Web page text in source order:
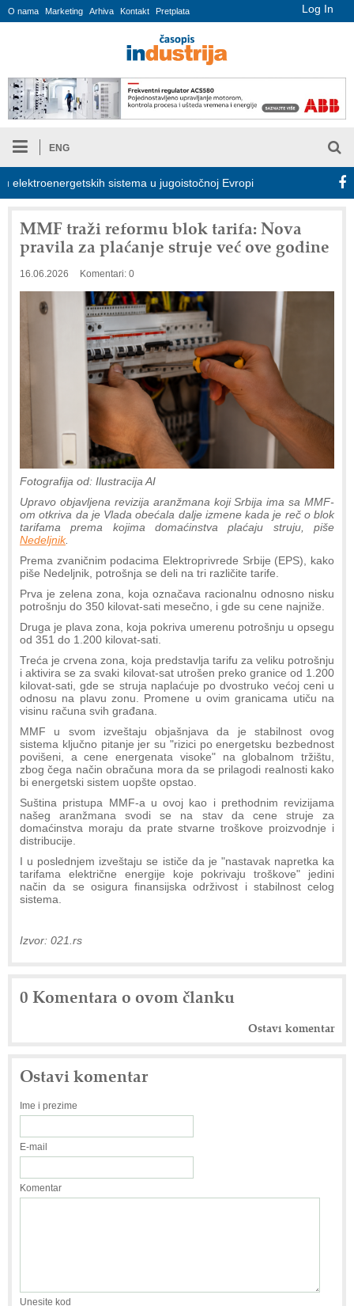
Log In
O nama Marketing Arhiva Kontakt Pretplata
ENG
sistema u jugoistočnoj Evropi
MMF traži reformu blok tarifa: Nova
pravila za plaćanje struje već ove godine
16.06.2026 Komentari: 0
Fotografija od: Ilustracija AI
Upravo objavljena revizija aranžmana koji Srbija ima sa MMF-
om otkriva da je Vlada obećala dalje izmene kada je reč o blok
tarifama prema kojima domaćinstva plaćaju struju, piše
Nedeljnik.
Prema zvaničnim podacima Elektroprivrede Srbije (EPS), kako
piše Nedeljnik, potrošnja se deli na tri različite tarife.
Prva je zelena zona, koja označava racionalnu odnosno nisku
potrošnju do 350 kilovat-sati mesečno, i gde su cene najniže.
Druga je plava zona, koja pokriva umerenu potrošnju u opsegu
od 351 do 1.200 kilovat-sati.
Treća je crvena zona, koja predstavlja tarifu za veliku potrošnju
i aktivira se za svaki kilovat-sat utrošen preko granice od 1.200
kilovat-sati, gde se struja naplaćuje po dvostruko većoj ceni u
odnosu na plavu zonu. Promene u ovim granicama utiču na
visinu računa svih građana.
MMF u svom izveštaju objašnjava da je stabilnost ovog
sistema ključno pitanje jer su "rizici po energetsku bezbednost
povišeni, a cene energenata visoke" na globalnom tržištu,
zbog čega način obračuna mora da se prilagodi realnosti kako
bi energetski sistem uopšte opstao.
Suština pristupa MMF-a u ovoj kao i prethodnim revizijama
našeg aranžmana svodi se na stav da cene struje za
domaćinstva moraju da prate stvarne troškove proizvodnje i
distribucije.
I u poslednjem izveštaju se ističe da je "nastavak napretka ka
tarifama električne energije koje pokrivaju troškove" jedini
način da se osigura finansijska održivost i stabilnost celog
sistema.
Izvor: 021.rs
0 Komentara o ovom članku
Ostavi komentar
Ostavi komentar
Ime i prezime
E-mail
Komentar
Unesite kod